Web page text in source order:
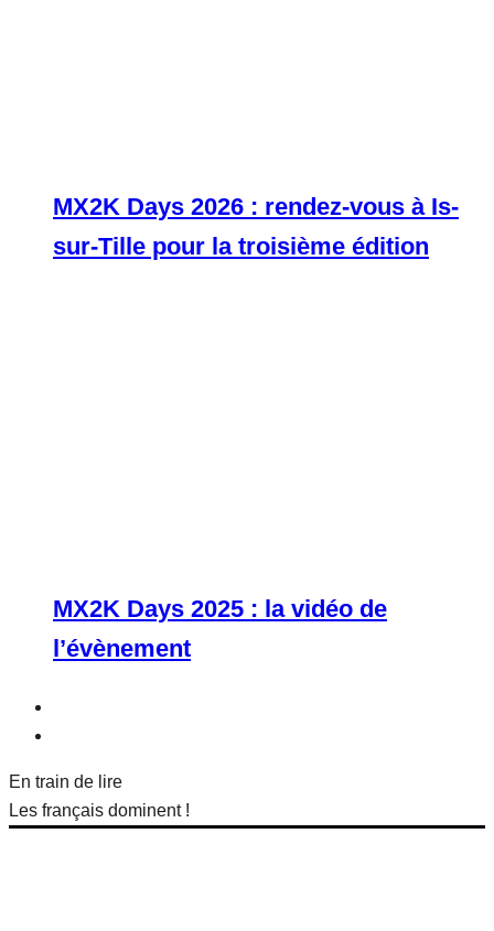
MX2K Days 2026 : rendez-vous à Is-
sur-Tille pour la troisième édition
MX2K Days 2025 : la vidéo de
l’évènement
En train de lire
Les français dominent !